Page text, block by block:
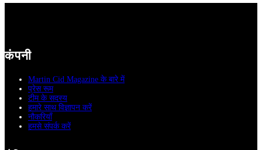
कंपनी
Martin Cid Magazine के बारे में
प्रेस रूम
टीम के सदस्य
हमारे साथ विज्ञापन करें
नौकरियाँ
हमसे संपर्क करें